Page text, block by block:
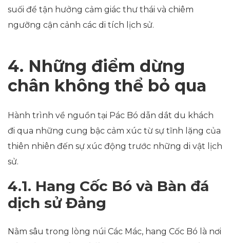
suối để tận hưởng cảm giác thư thái và chiêm
ngưỡng cận cảnh các di tích lịch sử.
4. Những điểm dừng
chân không thể bỏ qua
Hành trình về nguồn tại Pác Bó dẫn dắt du khách
đi qua những cung bậc cảm xúc từ sự tĩnh lặng của
thiên nhiên đến sự xúc động trước những di vật lịch
sử.
4.1. Hang Cốc Bó và Bàn đá
dịch sử Đảng
Nằm sâu trong lòng núi Các Mác, hang Cốc Bó là nơi